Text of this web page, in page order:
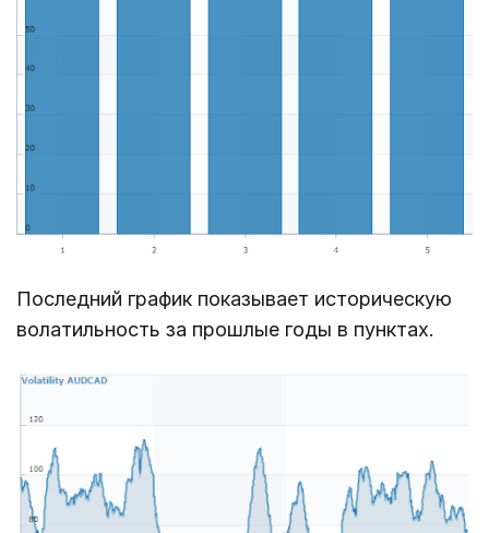
Последний график показывает историческую
волатильность за прошлые годы в пунктах.